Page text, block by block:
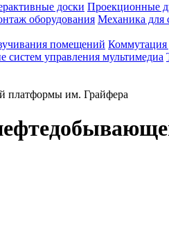
доски Проекционные
оборудования Механика для
помещений Коммутация
систем управления мультимедиа
платформы им. Грайфера